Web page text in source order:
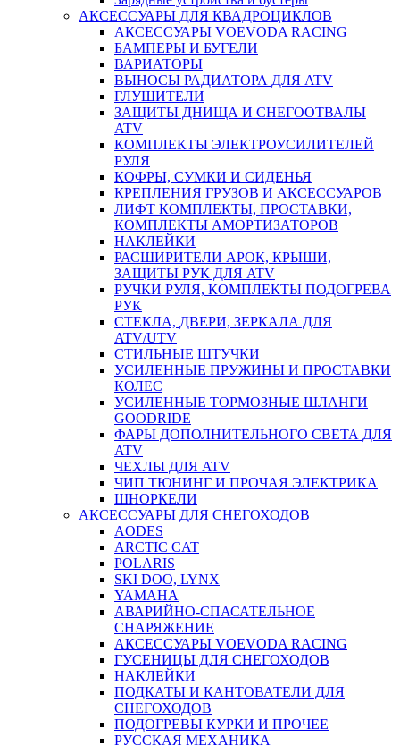
АКСЕССУАРЫ ДЛЯ КВАДРОЦИКЛОВ
АКСЕССУАРЫ VOEVODA RACING
БАМПЕРЫ И БУГЕЛИ
ВАРИАТОРЫ
ВЫНОСЫ РАДИАТОРА ДЛЯ ATV
ГЛУШИТЕЛИ
ЗАЩИТЫ ДНИЩА И СНЕГООТВАЛЫ
ATV
КОМПЛЕКТЫ ЭЛЕКТРОУСИЛИТЕЛЕЙ
РУЛЯ
КОФРЫ, СУМКИ И СИДЕНЬЯ
КРЕПЛЕНИЯ ГРУЗОВ И АКСЕССУАРОВ
ЛИФТ КОМПЛЕКТЫ, ПРОСТАВКИ,
КОМПЛЕКТЫ АМОРТИЗАТОРОВ
НАКЛЕЙКИ
РАСШИРИТЕЛИ АРОК, КРЫШИ,
ЗАЩИТЫ РУК ДЛЯ ATV
РУЧКИ РУЛЯ, КОМПЛЕКТЫ ПОДОГРЕВА
РУК
СТЕКЛА, ДВЕРИ, ЗЕРКАЛА ДЛЯ
ATV/UTV
СТИЛЬНЫЕ ШТУЧКИ
УСИЛЕННЫЕ ПРУЖИНЫ И ПРОСТАВКИ
КОЛЕС
УСИЛЕННЫЕ ТОРМОЗНЫЕ ШЛАНГИ
GOODRIDE
ФАРЫ ДОПОЛНИТЕЛЬНОГО СВЕТА ДЛЯ
ATV
ЧЕХЛЫ ДЛЯ ATV
ЧИП ТЮНИНГ И ПРОЧАЯ ЭЛЕКТРИКА
ШНОРКЕЛИ
АКСЕССУАРЫ ДЛЯ СНЕГОХОДОВ
AODES
ARCTIC CAT
POLARIS
SKI DOO, LYNX
YAMAHA
АВАРИЙНО-СПАСАТЕЛЬНОЕ
СНАРЯЖЕНИЕ
АКСЕССУАРЫ VOEVODA RACING
ГУСЕНИЦЫ ДЛЯ СНЕГОХОДОВ
НАКЛЕЙКИ
ПОДКАТЫ И КАНТОВАТЕЛИ ДЛЯ
СНЕГОХОДОВ
ПОДОГРЕВЫ КУРКИ И ПРОЧЕЕ
РУССКАЯ МЕХАНИКА